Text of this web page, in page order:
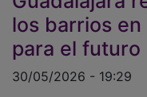
los barrios
para el futuro
30/05/2026 - 19:29